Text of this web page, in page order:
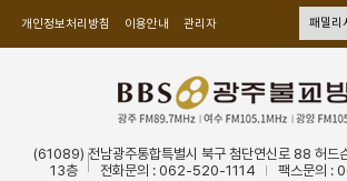
개인정보처리방침 이용안내 관리자
(61089) 전남광주통합특별시 북구 첨단연신로 88 허드
13층
전화문의 : 062-520-1114 팩스문의 :